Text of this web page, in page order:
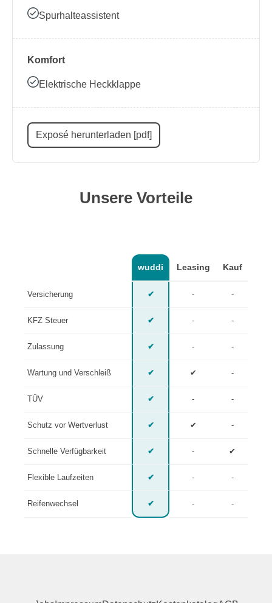
Spurhalteassistent
Komfort
Elektrische Heckklappe
Exposé herunterladen [pdf]
Unsere Vorteile
wuddi Leasing Kauf
Versicherung ✔ - -
KFZ Steuer ✔ - -
Zulassung ✔ - -
Wartung und Verschleiß ✔ ✔ -
TÜV ✔ - -
Schutz vor Wertverlust ✔ ✔ -
Schnelle Verfügbarkeit ✔ - ✔
Flexible Laufzeiten ✔ - -
Reifenwechsel ✔ - -